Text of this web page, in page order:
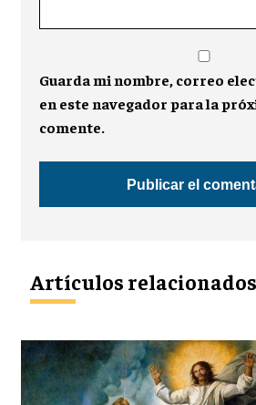
Guarda mi nombre, correo
en este navegador para la
comente.
Artículos relacionados